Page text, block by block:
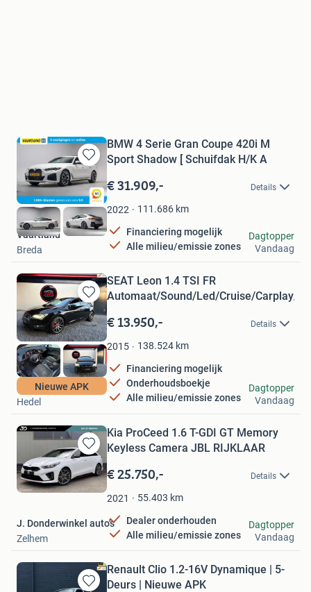
Bewaren
in
Mijn
Favorieten
BMW 4 Serie Gran Coupe 420i M
Sport Shadow [ Schuifdak H/K A
€ 31.909,- Details
2022 111.686 km
Financiering mogelijk
Alle milieu/emissie zones
Vaartland
Breda
Dagtopper
Vandaag
Bewaren
in
Mijn
Favorieten
Nieuwe APK
SEAT Leon 1.4 TSI FR
Automaat/Sound/Led/Cruise/Carplay/
€ 13.950,- Details
2015 138.524 km
Financiering mogelijk
Onderhoudsboekje
Alle milieu/emissie zones
JWG Automotive
Hedel
Dagtopper
Vandaag
Bewaren
Mijn
Favorieten
Kia ProCeed 1.6 T-GDI GT Memory
Keyless Camera JBL RIJKLAAR
€ 25.750,- Details
2021 55.403 km
Dealer onderhouden
Alle milieu/emissie zones
J. Donderwinkel auto's
Zelhem
Dagtopper
Vandaag
Renault Clio 1.2-16V Dynamique | 5-
Deurs | Nieuwe APK